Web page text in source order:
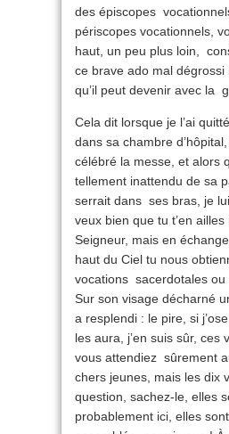
des épiscopes
périscopes vocationnels,
haut, un peu plus loin,
ce brave ado mal dégrossi
qu’il peut devenir avec la
Cela dit lorsque je l’ai
dans sa chambre
célébré la messe, et alors
tellement inattendu de sa
serrait dans ses bras, je
veux bien que tu t’en
Seigneur, mais en
haut du Ciel tu nous
vocations sacerdotales ou
Sur son visage décharné
a resplendi : le pire, si j’ose
les aura, j’en suis sûr, ces
vous attendiez sûrement
chers jeunes, mais les dix
question, sachez-le, elles
probablement ici, elles